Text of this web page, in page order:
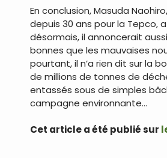
En conclusion, Masuda
depuis 30 ans pour la Tepco,
désormais, il annoncerait
bonnes que les mauvaises
pourtant, il n’a rien dit sur la
de millions de tonnes de
entassés sous de simples
campagne environnante…
Cet article a été publié sur